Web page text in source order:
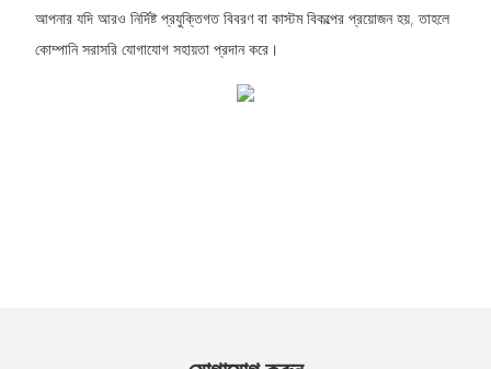
আপনার যদি আরও নির্দিষ্ট প্রযুক্তিগত বিবরণ বা কাস্টম বিকল্পের প্রয়োজন হয়, তাহলে
কোম্পানি সরাসরি যোগাযোগ সহায়তা প্রদান করে।